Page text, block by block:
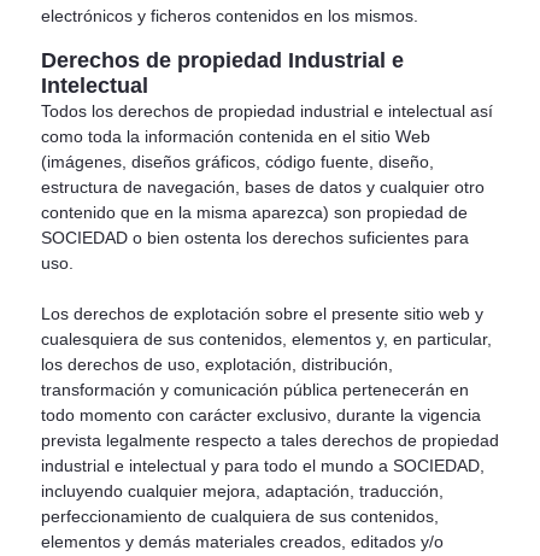
electrónicos y ficheros contenidos en los mismos.
Derechos de propiedad Industrial e
Intelectual
Todos los derechos de propiedad industrial e intelectual así
como toda la información contenida en el sitio Web
(imágenes, diseños gráficos, código fuente, diseño,
estructura de navegación, bases de datos y cualquier otro
contenido que en la misma aparezca) son propiedad de
SOCIEDAD o bien ostenta los derechos suficientes para
uso.
Los derechos de explotación sobre el presente sitio web y
cualesquiera de sus contenidos, elementos y, en particular,
los derechos de uso, explotación, distribución,
transformación y comunicación pública pertenecerán en
todo momento con carácter exclusivo, durante la vigencia
prevista legalmente respecto a tales derechos de propiedad
industrial e intelectual y para todo el mundo a SOCIEDAD,
incluyendo cualquier mejora, adaptación, traducción,
perfeccionamiento de cualquiera de sus contenidos,
elementos y demás materiales creados, editados y/o